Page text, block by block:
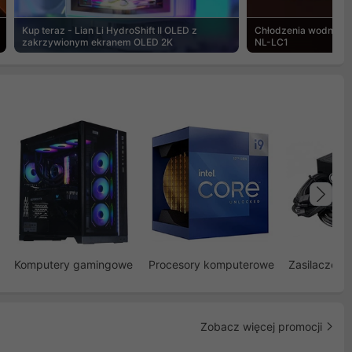
Kup teraz - Lian Li HydroShift II OLED z
zakrzywionym ekranem OLED 2K
Chłodzenia wodne
NL-LC1
Komputery gamingowe Procesory komputerowe Zasilacze
Zobacz więcej promocji